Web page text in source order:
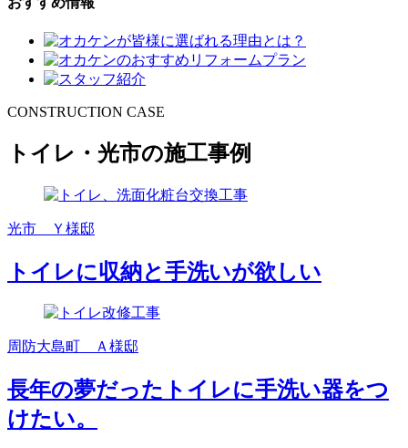
CONSTRUCTION CASE
トイレ・光市の施工事例
光市 Ｙ様邸
トイレに収納と手洗いが欲しい
周防大島町 Ａ様邸
長年の夢だったトイレに手洗い器をつ
けたい。